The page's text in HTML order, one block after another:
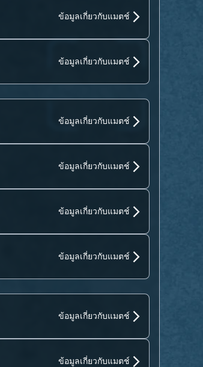
ข้อมูลเกี่ยวกับแมตช์
ข้อมูลเกี่ยวกับแมตช์
ข้อมูลเกี่ยวกับแมตช์
ข้อมูลเกี่ยวกับแมตช์
ข้อมูลเกี่ยวกับแมตช์
ข้อมูลเกี่ยวกับแมตช์
ข้อมูลเกี่ยวกับแมตช์
ข้อมูลเกี่ยวกับแมตช์